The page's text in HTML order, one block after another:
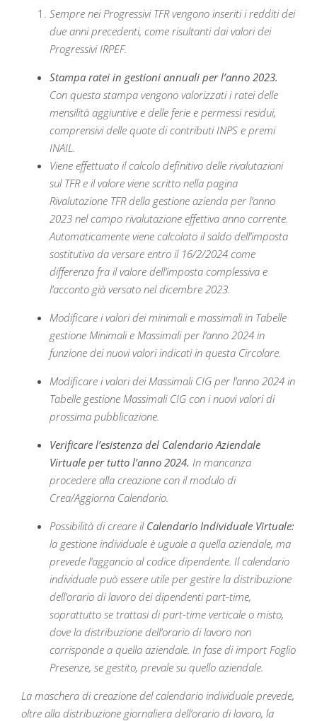
Sempre nei Progressivi TFR vengono inseriti i redditi dei
due anni precedenti, come risultanti dai valori dei
Progressivi IRPEF.
Stampa ratei in gestioni annuali per l’anno 2023.
Con questa stampa vengono valorizzati i ratei delle
mensilità aggiuntive e delle ferie e permessi residui,
comprensivi delle quote di contributi INPS e premi
INAIL.
Viene effettuato il calcolo definitivo delle rivalutazioni
sul TFR e il valore viene scritto nella pagina
Rivalutazione TFR della gestione azienda per l’anno
2023 nel campo rivalutazione effettiva anno corrente.
Automaticamente viene calcolato il saldo dell’imposta
sostitutiva da versare entro il 16/2/2024 come
differenza fra il valore dell’imposta complessiva e
l’acconto già versato nel dicembre 2023.
Modificare i valori dei minimali e massimali in Tabelle
gestione Minimali e Massimali per l’anno 2024 in
funzione dei nuovi valori indicati in questa Circolare.
Modificare i valori dei Massimali CIG per l’anno 2024 in
Tabelle gestione Massimali CIG con i nuovi valori di
prossima pubblicazione.
Verificare l’esistenza del Calendario Aziendale
Virtuale per tutto l’anno 2024. In mancanza
procedere alla creazione con il modulo di
Crea/Aggiorna Calendario.
Possibilità di creare il Calendario Individuale Virtuale:
la gestione individuale è uguale a quella aziendale, ma
prevede l’aggancio al codice dipendente. Il calendario
individuale può essere utile per gestire la distribuzione
dell’orario di lavoro dei dipendenti part-time,
soprattutto se trattasi di part-time verticale o misto,
dove la distribuzione dell’orario di lavoro non
corrisponde a quella aziendale. In fase di import Foglio
Presenze, se gestito, prevale su quello aziendale.
La maschera di creazione del calendario individuale prevede,
oltre alla distribuzione giornaliera dell’orario di lavoro, la